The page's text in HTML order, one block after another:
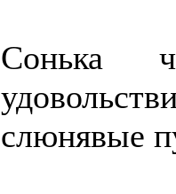
Сонька
слюнявые